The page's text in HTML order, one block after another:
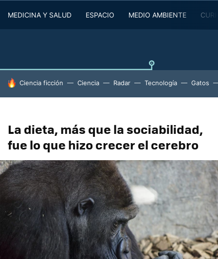
MEDICINA Y SALUD ESPACIO MEDIO AMBIENTE
HOY SE HABLA DE
Ciencia ficción Ciencia Radar Tecnología Gatos
La dieta, más que la sociabilidad,
fue lo que hizo crecer el cerebro